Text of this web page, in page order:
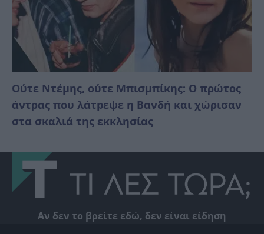
Ούτε Ντέμης, ούτε Μπισμπίκης: Ο πρώτος
άντρας που λάτpεψε η Βανδή και χώρισαν
στα σκαλιά της εκκλησίας
Αν δεν το βρείτε εδώ, δεν είναι είδηση